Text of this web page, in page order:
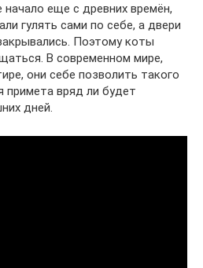
еще с древних времён,
гулять сами по себе, а двери
Поэтому коты
В современном мире,
они себе позволить такого
примета вряд ли будет
дней.